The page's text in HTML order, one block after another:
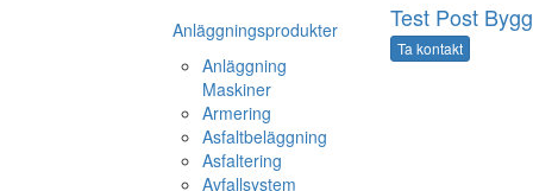
Anläggningsprodukter
Anläggning
Maskiner
Armering
Asfaltbeläggning
Asfaltering
Avfallsystem
Test Post
Ta kontakt